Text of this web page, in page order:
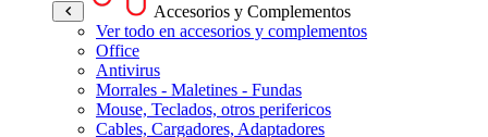
Accesorios y Complementos
Ver todo en accesorios y complementos
Office
Antivirus
Morrales - Maletines - Fundas
Mouse, Teclados, otros perifericos
Cables, Cargadores, Adaptadores